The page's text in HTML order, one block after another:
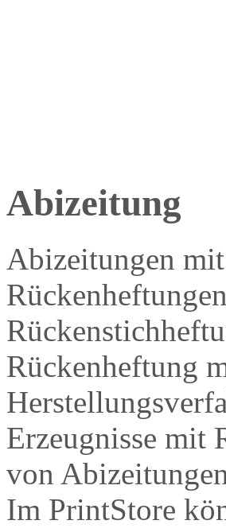
Abizeitung
Abizeitungen
Rückenheftung
Erzeugnisse mit
von
Im PrintStore